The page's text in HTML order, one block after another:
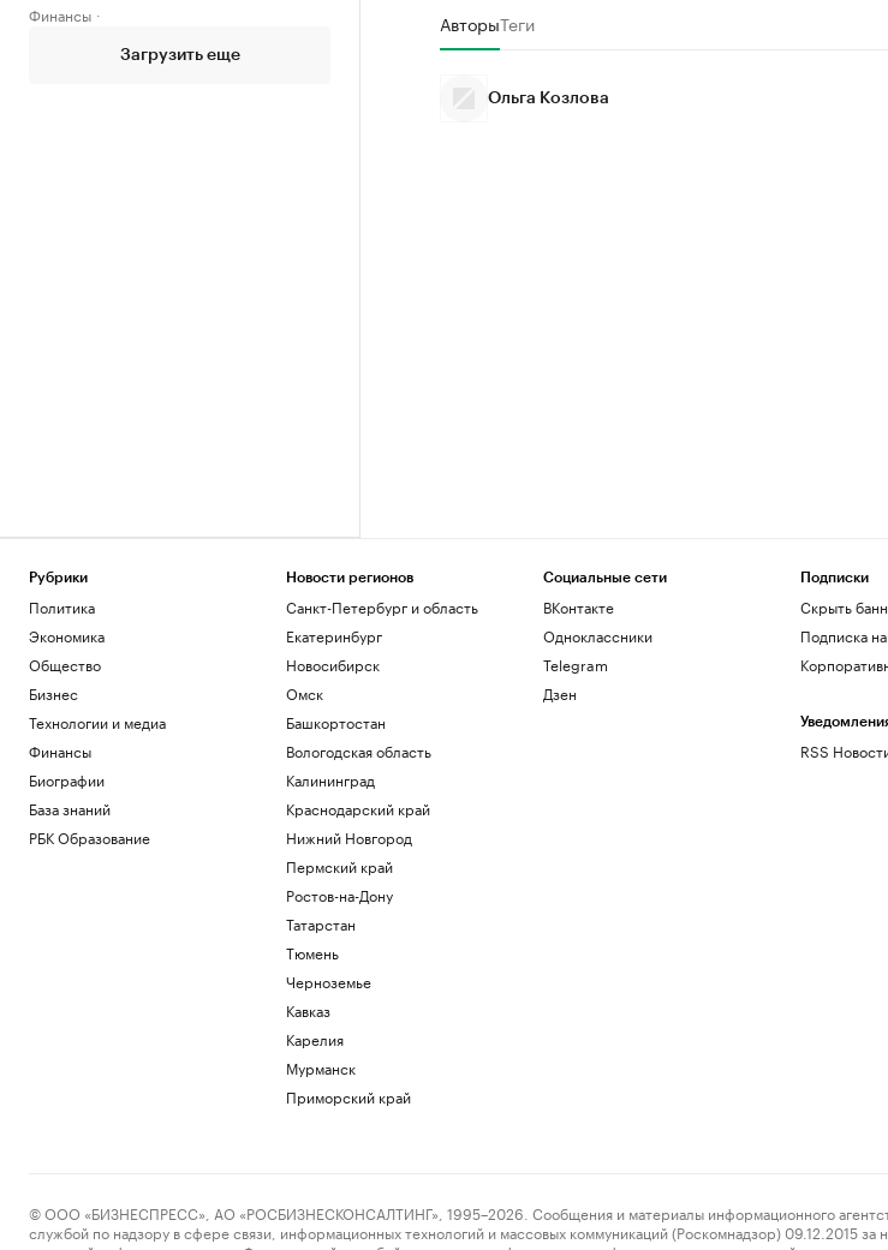
Финансы
Загрузить еще
АвторыТеги
Ольга Козлова
Рубрики
Политика
Экономика
Общество
Бизнес
Технологии и медиа
Финансы
Биографии
База знаний
РБК Образование
Новости регионов
Санкт-Петербург и область
Екатеринбург
Новосибирск
Омск
Башкортостан
Вологодская область
Калининград
Краснодарский край
Нижний Новгород
Пермский край
Ростов-на-Дону
Татарстан
Тюмень
Черноземье
Кавказ
Карелия
Мурманск
Приморский край
Социальные сети
ВКонтакте
Одноклассники
Telegram
Дзен
Подписки
Скрыть
Подписка
RSS
© ООО «БИЗНЕСПРЕСС», АО «РОСБИЗНЕСКОНСАЛТИНГ», 1995–2026. Сообщения и материалы информационного
службой по надзору в сфере связи, информационных технологий и массовых коммуникаций (Роскомнадзор) 09.12.2015